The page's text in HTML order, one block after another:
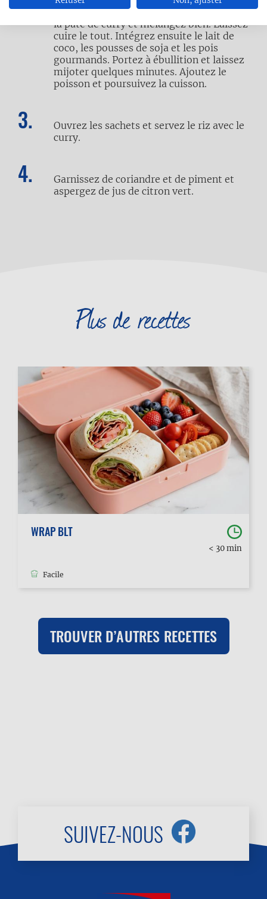
poisson et retirez-les de la poêle. Ajoutez
la pâte de curry et mélangez bien. Laissez
cuire le tout. Intégrez ensuite le lait de
coco, les pousses de soja et les pois
gourmands. Portez à ébullition et laissez
mijoter quelques minutes. Ajoutez le
poisson et poursuivez la cuisson.
Ouvrez les sachets et servez le riz avec le
curry.
Garnissez de coriandre et de piment et
aspergez de jus de citron vert.
Plus de recettes
WRAP BLT
< 30 min
Facile
TROUVER D’AUTRES RECETTES
SUIVEZ-NOUS